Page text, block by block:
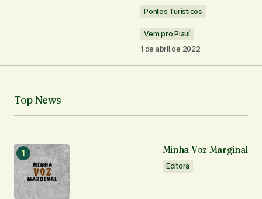
Notifique-me sobre novas publicações por e-mail.
Pontos Turísticos
Vem pro Piauí
1 de abril de 2022
Top News
Minha Voz Marginal
Editora